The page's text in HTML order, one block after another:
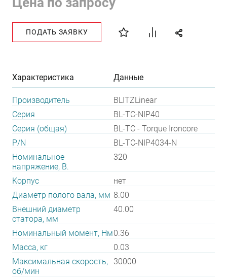
ПОДАТЬ ЗАЯВКУ
Характеристика Данные
Производитель
BLITZLinear
Серия
BL-TC-NIP40
Серия (общая)
BL-TC - Torque Ironcore
P/N
BL-TC-NIP4034-N
Номинальное
напряжение, В.
320
Корпус
нет
Диаметр полого вала, мм 8.00
Внешний диаметр
статора, мм
40.00
Номинальный момент, Нм0.36
Масса, кг
0.03
Максимальная скорость,
об/мин
30000